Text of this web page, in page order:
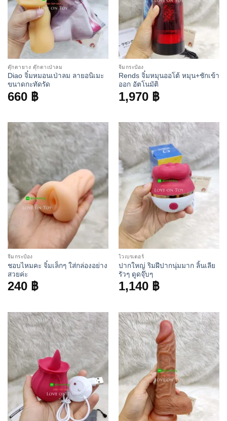
ตุ๊กตายาง ตุ๊กตาเป่าลม
Diao จิ๋มหมอนเป่าลม ลายอนิเมะ
ขนาดกะทัดรัด
660 ฿
จิ๋มกระป๋อง
Rends จิ๋มหมุนออโต้ หมุน+ชักเข้า
ออก อัตโนมัติ
1,970 ฿
จิ๋มกระป๋อง
ชอบไหมคะ จิ๋มเล็กๆ ใส่กล่องอย่าง
สวยค่ะ
240 ฿
ไวเบรเตอร์
ปากใหญ่ ริมฝีปากนุ่มมาก ลิ้นเลีย
รัวๆ ดูดจุ๊บๆ
1,140 ฿